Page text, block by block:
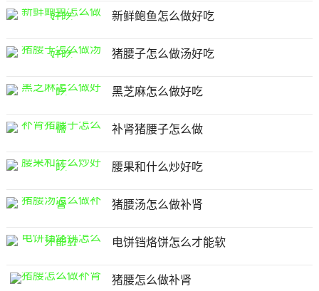
新鲜鲍鱼怎么做好吃
猪腰子怎么做汤好吃
黑芝麻怎么做好吃
补肾猪腰子怎么做
腰果和什么炒好吃
猪腰汤怎么做补肾
电饼铛烙饼怎么才能软
猪腰怎么做补肾